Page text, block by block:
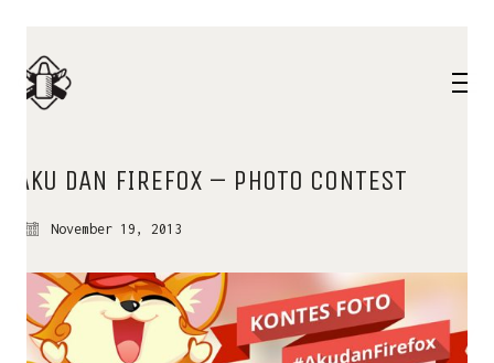
AKU DAN FIREFOX – PHOTO CONTEST
November 19, 2013